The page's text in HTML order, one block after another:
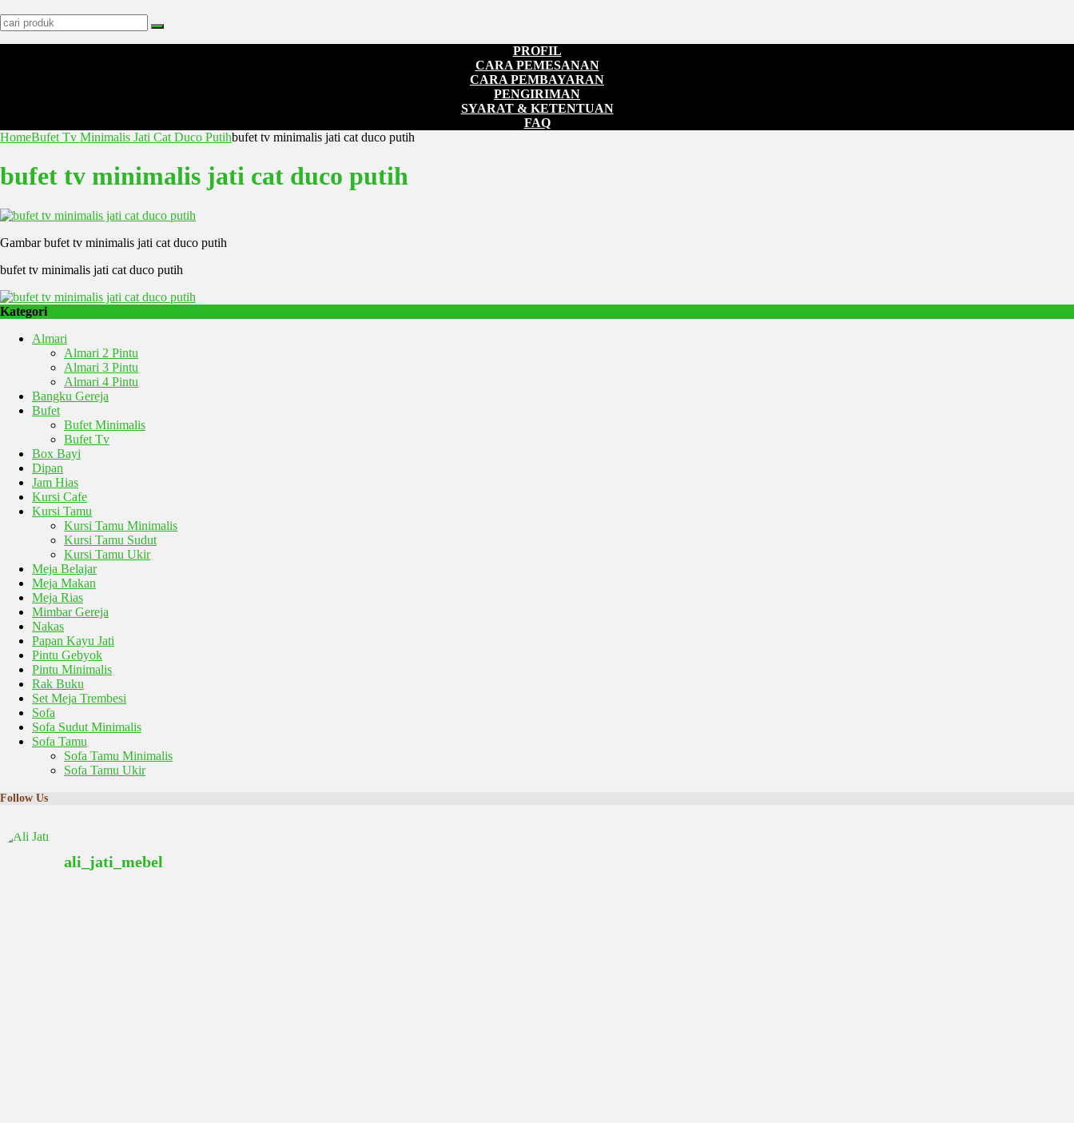
PROFIL
CARA PEMESANAN
CARA PEMBAYARAN
PENGIRIMAN
SYARAT & KETENTUAN
FAQ
HomeBufet Tv Minimalis Jati Cat Duco Putihbufet tv minimalis jati cat duco putih
bufet tv minimalis jati cat duco putih
Gambar bufet tv minimalis jati cat duco putih
bufet tv minimalis jati cat duco putih
Kategori
Almari
Almari 2 Pintu
Almari 3 Pintu
Almari 4 Pintu
Bangku Gereja
Bufet
Bufet Minimalis
Bufet Tv
Box Bayi
Dipan
Jam Hias
Kursi Cafe
Kursi Tamu
Kursi Tamu Minimalis
Kursi Tamu Sudut
Kursi Tamu Ukir
Meja Belajar
Meja Makan
Meja Rias
Mimbar Gereja
Nakas
Papan Kayu Jati
Pintu Gebyok
Pintu Minimalis
Rak Buku
Set Meja Trembesi
Sofa
Sofa Sudut Minimalis
Sofa Tamu
Sofa Tamu Minimalis
Sofa Tamu Ukir
Follow Us
ali_jati_mebel